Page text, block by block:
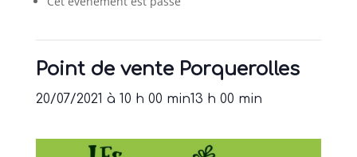
Point de vente Porquerolles
20/07/2021 à 10 h 00 min13 h 00 min